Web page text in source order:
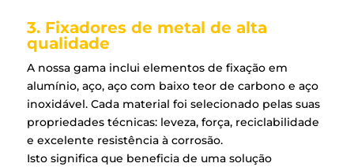
3. Fixadores de metal de alta
qualidade
A nossa gama inclui elementos de fixação em
alumínio, aço, aço com baixo teor de carbono e aço
inoxidável. Cada material foi selecionado pelas suas
propriedades técnicas: leveza, força, reciclabilidade
e excelente resistência à corrosão.
Isto significa que beneficia de uma solução